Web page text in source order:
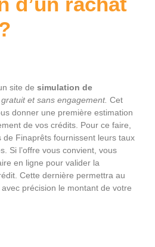
site de simulation de
gratuit et sans engagement. Cet
donner une première estimation
de vos crédits. Pour ce faire,
de Finaprêts fournissent leurs taux
Si l’offre vous convient, vous
en ligne pour valider la
Cette dernière permettra au
précision le montant de votre